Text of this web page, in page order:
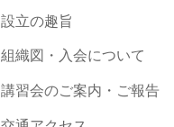
設立の趣旨
組織図・入会について
講習会のご案内・ご報告